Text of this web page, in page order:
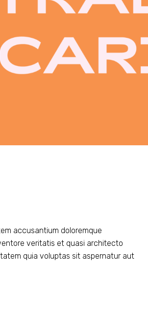
accusantium doloremque
veritatis et quasi architecto
quia voluptas sit aspernatur aut